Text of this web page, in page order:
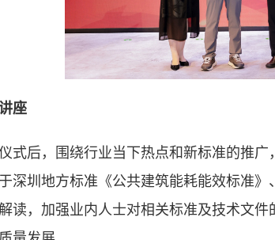
座
式后，围绕行业当下热点和新标准的推
深圳地方标准《公共建筑能耗能效标准
读，加强业内人士对相关标准及技术文